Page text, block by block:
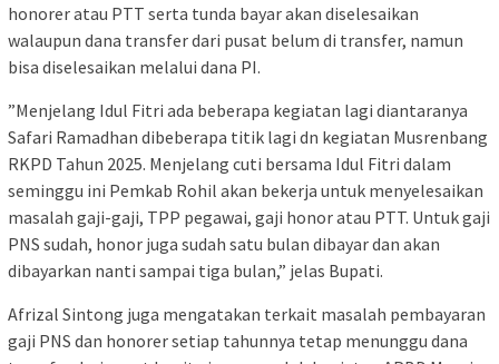
honorer atau PTT serta tunda bayar akan diselesaikan
walaupun dana transfer dari pusat belum di transfer, namun
bisa diselesaikan melalui dana PI.
”Menjelang Idul Fitri ada beberapa kegiatan lagi diantaranya
Safari Ramadhan dibeberapa titik lagi dn kegiatan Musrenbang
RKPD Tahun 2025. Menjelang cuti bersama Idul Fitri dalam
seminggu ini Pemkab Rohil akan bekerja untuk menyelesaikan
masalah gaji-gaji, TPP pegawai, gaji honor atau PTT. Untuk gaji
PNS sudah, honor juga sudah satu bulan dibayar dan akan
dibayarkan nanti sampai tiga bulan,” jelas Bupati.
Afrizal Sintong juga mengatakan terkait masalah pembayaran
gaji PNS dan honorer setiap tahunnya tetap menunggu dana